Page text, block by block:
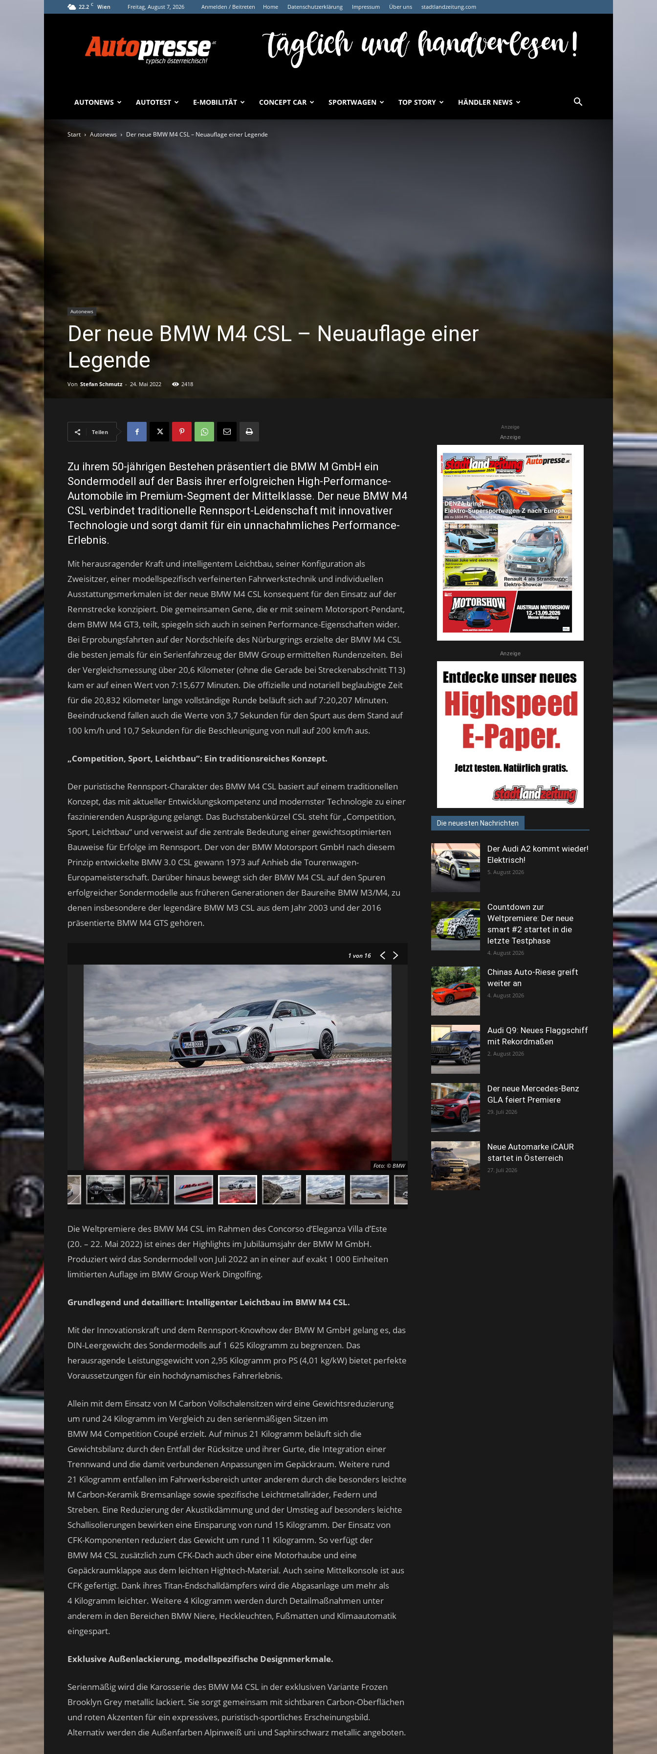
22.2 C Wien Freitag, August 7, 2026 Anmelden / Beitreten Home Datenschutzerklärung Impressum Über uns stadtlandzeitung.com
AUTONEWS AUTOTEST E-MOBILITÄT CONCEPT CAR SPORTWAGEN TOP STORY HÄNDLER NEWS
Start Autonews Der neue BMW M4 CSL – Neuauflage einer Legende
Autonews
Der neue BMW M4 CSL – Neuauflage einer
Legende
Von Stefan Schmutz - 24. Mai 2022 2418
Teilen
Zu ihrem 50-jährigen Bestehen präsentiert die BMW M GmbH ein
Sondermodell auf der Basis ihrer erfolgreichen High-Performance-
Automobile im Premium-Segment der Mittelklasse. Der neue BMW M4
CSL verbindet traditionelle Rennsport-Leidenschaft mit innovativer
Technologie und sorgt damit für ein unnachahmliches Performance-
Erlebnis.
Mit herausragender Kraft und intelligentem Leichtbau, seiner Konfiguration als
Zweisitzer, einer modellspezifisch verfeinerten Fahrwerkstechnik und individuellen
Ausstattungsmerkmalen ist der neue BMW M4 CSL konsequent für den Einsatz auf der
Rennstrecke konzipiert. Die gemeinsamen Gene, die er mit seinem Motorsport-Pendant,
dem BMW M4 GT3, teilt, spiegeln sich auch in seinen Performance-Eigenschaften wider.
Bei Erprobungsfahrten auf der Nordschleife des Nürburgrings erzielte der BMW M4 CSL
die besten jemals für ein Serienfahrzeug der BMW Group ermittelten Rundenzeiten. Bei
der Vergleichsmessung über 20,6 Kilometer (ohne die Gerade bei Streckenabschnitt T13)
kam er auf einen Wert von 7:15,677 Minuten. Die offizielle und notariell beglaubigte Zeit
für die 20,832 Kilometer lange vollständige Runde beläuft sich auf 7:20,207 Minuten.
Beeindruckend fallen auch die Werte von 3,7 Sekunden für den Spurt aus dem Stand auf
100 km/h und 10,7 Sekunden für die Beschleunigung von null auf 200 km/h aus.
„Competition, Sport, Leichtbau“: Ein traditionsreiches Konzept.
Der puristische Rennsport-Charakter des BMW M4 CSL basiert auf einem traditionellen
Konzept, das mit aktueller Entwicklungskompetenz und modernster Technologie zu einer
faszinierenden Ausprägung gelangt. Das Buchstabenkürzel CSL steht für „Competition,
Sport, Leichtbau“ und verweist auf die zentrale Bedeutung einer gewichtsoptimierten
Bauweise für Erfolge im Rennsport. Der von der BMW Motorsport GmbH nach diesem
Prinzip entwickelte BMW 3.0 CSL gewann 1973 auf Anhieb die Tourenwagen-
Europameisterschaft. Darüber hinaus bewegt sich der BMW M4 CSL auf den Spuren
erfolgreicher Sondermodelle aus früheren Generationen der Baureihe BMW M3/M4, zu
denen insbesondere der legendäre BMW M3 CSL aus dem Jahr 2003 und der 2016
präsentierte BMW M4 GTS gehören.
1 von 16
Foto: © BMW
Die Weltpremiere des BMW M4 CSL im Rahmen des Concorso d’Eleganza Villa d’Este
(20. – 22. Mai 2022) ist eines der Highlights im Jubiläumsjahr der BMW M GmbH.
Produziert wird das Sondermodell von Juli 2022 an in einer auf exakt 1 000 Einheiten
limitierten Auflage im BMW Group Werk Dingolfing.
Grundlegend und detailliert: Intelligenter Leichtbau im BMW M4 CSL.
Mit der Innovationskraft und dem Rennsport-Knowhow der BMW M GmbH gelang es, das
DIN-Leergewicht des Sondermodells auf 1 625 Kilogramm zu begrenzen. Das
herausragende Leistungsgewicht von 2,95 Kilogramm pro PS (4,01 kg/kW) bietet perfekte
Voraussetzungen für ein hochdynamisches Fahrerlebnis.
Allein mit dem Einsatz von M Carbon Vollschalensitzen wird eine Gewichtsreduzierung
um rund 24 Kilogramm im Vergleich zu den serienmäßigen Sitzen im
BMW M4 Competition Coupé erzielt. Auf minus 21 Kilogramm beläuft sich die
Gewichtsbilanz durch den Entfall der Rücksitze und ihrer Gurte, die Integration einer
Trennwand und die damit verbundenen Anpassungen im Gepäckraum. Weitere rund
21 Kilogramm entfallen im Fahrwerksbereich unter anderem durch die besonders leichte
M Carbon-Keramik Bremsanlage sowie spezifische Leichtmetallräder, Federn und
Streben. Eine Reduzierung der Akustikdämmung und der Umstieg auf besonders leichte
Schallisolierungen bewirken eine Einsparung von rund 15 Kilogramm. Der Einsatz von
CFK-Komponenten reduziert das Gewicht um rund 11 Kilogramm. So verfügt der
BMW M4 CSL zusätzlich zum CFK-Dach auch über eine Motorhaube und eine
Gepäckraumklappe aus dem leichten Hightech-Material. Auch seine Mittelkonsole ist aus
CFK gefertigt. Dank ihres Titan-Endschalldämpfers wird die Abgasanlage um mehr als
4 Kilogramm leichter. Weitere 4 Kilogramm werden durch Detailmaßnahmen unter
anderem in den Bereichen BMW Niere, Heckleuchten, Fußmatten und Klimaautomatik
eingespart.
Exklusive Außenlackierung, modellspezifische Designmerkmale.
Serienmäßig wird die Karosserie des BMW M4 CSL in der exklusiven Variante Frozen
Brooklyn Grey metallic lackiert. Sie sorgt gemeinsam mit sichtbaren Carbon-Oberflächen
und roten Akzenten für ein expressives, puristisch-sportliches Erscheinungsbild.
Alternativ werden die Außenfarben Alpinweiß uni und Saphirschwarz metallic angeboten.
Anzeige
Anzeige
Anzeige
Die neuesten Nachrichten
Der Audi A2 kommt wieder!
Elektrisch!
5. August 2026
Countdown zur
Weltpremiere: Der neue
smart #2 startet in die
letzte Testphase
4. August 2026
Chinas Auto-Riese greift
weiter an
4. August 2026
Audi Q9: Neues Flaggschiff
mit Rekordmaßen
2. August 2026
Der neue Mercedes-Benz
GLA feiert Premiere
29. Juli 2026
Neue Automarke iCAUR
startet in Österreich
27. Juli 2026